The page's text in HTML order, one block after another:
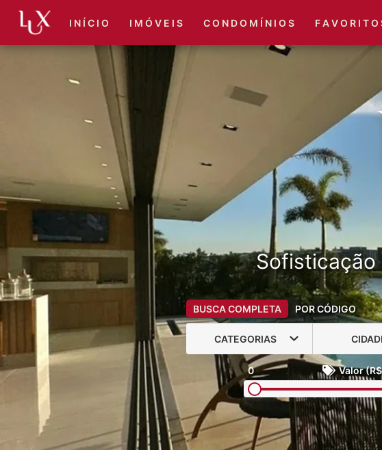
I N Í C I O I M Ó V E I S C O N D O M Í N I O S F A V O R I T O
Sofisticação
BUSCA COMPLETA POR CÓDIGO
CATEGORIAS
0 Valor